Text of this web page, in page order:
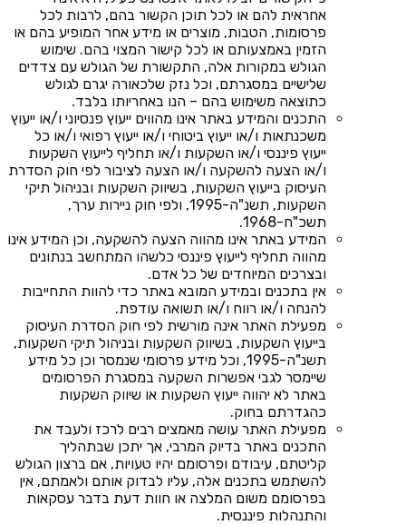
אחראית להם או לכל תוכן הקשור בהם, לרבות לכל
פרסומות, הטבות, מוצרים או מידע אחר המופיע בהם או
הזמין באמצעותם או לכל קישור המצוי בהם. שימוש
הגולש במקורות אלה, התקשורת של הגולש עם צדדים
שלישיים במסגרתם, וכל נזק שלכאורה יגרם לגולש
כתוצאה משימוש בהם – הנו באחריותו בלבד.
התכנים והמידע באתר אינו מהווים ייעוץ פנסיוני ו/או ייעוץ
משכנתאות ו/או ייעוץ ביטוחי ו/או ייעוץ רפואי ו/או כל
ייעוץ פיננסי ו/או השקעות ו/או תחליף לייעוץ השקעות
ו/או הצעה להשקעה ו/או הצעה לציבור לפי חוק הסדרת
העיסוק בייעוץ השקעות, בשיווק השקעות ובניהול תיקי
השקעות, תשנ"ה-1995, ולפי חוק ניירות ערך,
תשכ"ח-1968.
המידע באתר אינו מהווה הצעה להשקעה, וכן המידע אינו
מהווה תחליף לייעוץ פיננסי כלשהו המתחשב בנתונים
ובצרכים המיוחדים של כל אדם.
אין בתכנים ובמידע המובא באתר כדי להוות התחייבות
להנחה ו/או רווח ו/או תשואה עודפת.
מפעילת האתר אינה מורשית לפי חוק הסדרת העיסוק
בייעוץ השקעות, בשיווק השקעות ובניהול תיקי השקעות,
תשנ"ה-1995, וכל מידע פרסומי שנמסר וכן כל מידע
שיימסר לגבי אפשרות השקעה במסגרת הפרסומים
באתר לא יהווה ייעוץ השקעות או שיווק השקעות
כהגדרתם בחוק.
מפעילת האתר עושה מאמצים רבים לרכז ולעבד את
התכנים באתר בדיוק המרבי, אך יתכן שבתהליך
קליטתם, עיבודם ופרסומם יהיו טעויות, אם ברצון הגולש
להשתמש בתכנים אלה, עליו לבדוק אותם ולאמתם, אין
בפרסומם משום המלצה או חוות דעת בדבר עסקאות
והתנהלות פיננסית.